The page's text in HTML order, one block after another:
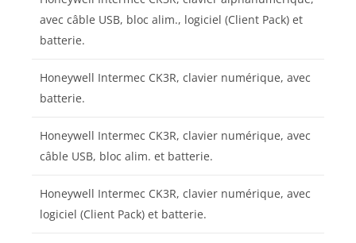
avec câble USB, bloc alim., logiciel (Client Pack) et
batterie.
Honeywell Intermec CK3R, clavier numérique, avec
batterie.
Honeywell Intermec CK3R, clavier numérique, avec
câble USB, bloc alim. et batterie.
Honeywell Intermec CK3R, clavier numérique, avec
logiciel (Client Pack) et batterie.